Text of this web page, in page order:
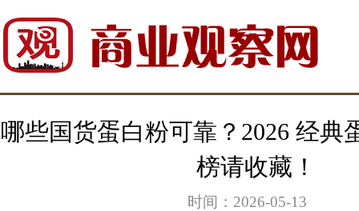
哪些国货蛋白粉可靠？2026 经典
榜请收藏！
时间：2026-05-13